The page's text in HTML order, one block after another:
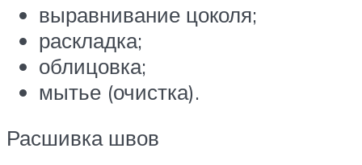
выравнивание цоколя;
раскладка;
облицовка;
мытье (очистка).
Расшивка швов